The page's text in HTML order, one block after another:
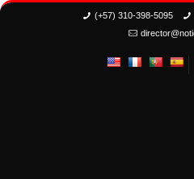
(+57) 310-398-5095